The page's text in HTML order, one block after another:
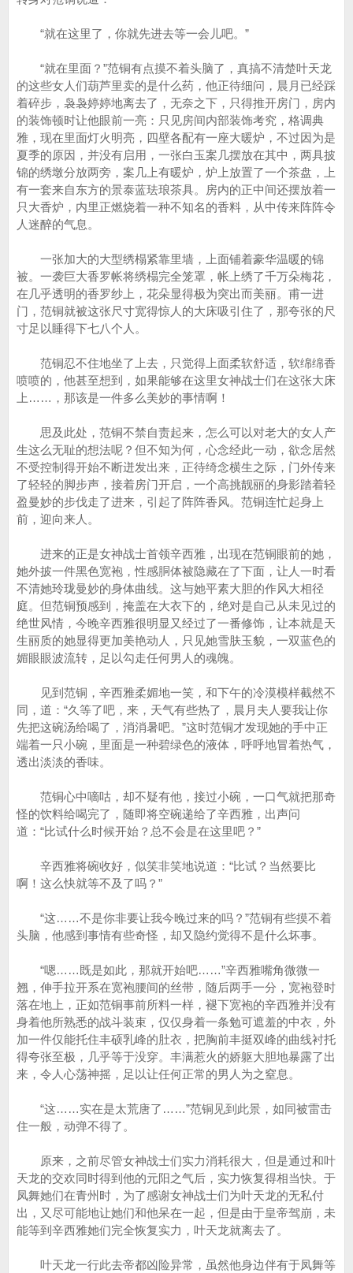
“就在这里了，你就先进去等一会儿吧。”
“就在里面？”范铜有点摸不着头脑了，真搞不清楚叶天龙
的这些女人们葫芦里卖的是什么药，他正待细问，晨月已经踩
着碎步，袅袅婷婷地离去了，无奈之下，只得推开房门，房内
的装饰顿时让他眼前一亮：只见房间内部装饰考究，格调典
雅，现在里面灯火明亮，四壁各配有一座大暖炉，不过因为是
夏季的原因，并没有启用，一张白玉案几摆放在其中，两具披
锦的绣墩分放两旁，案几上有暖炉，炉上放置了一个茶盘，上
有一套来自东方的景泰蓝珐琅茶具。房内的正中间还摆放着一
只大香炉，内里正燃烧着一种不知名的香料，从中传来阵阵令
人迷醉的气息。
一张加大的大型绣榻紧靠里墙，上面铺着豪华温暖的锦
被。一袭巨大香罗帐将绣榻完全笼罩，帐上绣了千万朵梅花，
在几乎透明的香罗纱上，花朵显得极为突出而美丽。甫一进
门，范铜就被这张尺寸宽得惊人的大床吸引住了，那夸张的尺
寸足以睡得下七八个人。
范铜忍不住地坐了上去，只觉得上面柔软舒适，软绵绵香
喷喷的，他甚至想到，如果能够在这里女神战士们在这张大床
上……，那该是一件多么美妙的事情啊！
思及此处，范铜不禁自责起来，怎么可以对老大的女人产
生这么无耻的想法呢？但不知为何，心念经此一动，欲念居然
不受控制得开始不断迸发出来，正待绮念横生之际，门外传来
了轻轻的脚步声，接着房门开启，一个高挑靓丽的身影踏着轻
盈曼妙的步伐走了进来，引起了阵阵香风。范铜连忙起身上
前，迎向来人。
进来的正是女神战士首领辛西雅，出现在范铜眼前的她，
她外披一件黑色宽袍，性感胴体被隐藏在了下面，让人一时看
不清她玲珑曼妙的身体曲线。这与她平素大胆的作风大相径
庭。但范铜预感到，掩盖在大衣下的，绝对是自己从未见过的
绝世风情，今晚辛西雅很明显又经过了一番修饰，让本就是天
生丽质的她显得更加美艳动人，只见她雪肤玉貌，一双蓝色的
媚眼眼波流转，足以勾走任何男人的魂魄。
见到范铜，辛西雅柔媚地一笑，和下午的冷漠模样截然不
同，道：“久等了吧，来，天气有些热了，晨月夫人要我让你
先把这碗汤给喝了，消消暑吧。”这时范铜才发现她的手中正
端着一只小碗，里面是一种碧绿色的液体，呼呼地冒着热气，
透出淡淡的香味。
范铜心中嘀咕，却不疑有他，接过小碗，一口气就把那奇
怪的饮料给喝完了，随即将空碗递给了辛西雅，出声问
道：“比试什么时候开始？总不会是在这里吧？”
辛西雅将碗收好，似笑非笑地说道：“比试？当然要比
啊！这么快就等不及了吗？”
“这……不是你非要让我今晚过来的吗？”范铜有些摸不着
头脑，他感到事情有些奇怪，却又隐约觉得不是什么坏事。
“嗯……既是如此，那就开始吧……”辛西雅嘴角微微一
翘，伸手拉开系在宽袍腰间的丝带，随后两手一分，宽袍登时
落在地上，正如范铜事前所料一样，褪下宽袍的辛西雅并没有
身着他所熟悉的战斗装束，仅仅身着一条勉可遮羞的中衣，外
加一件仅能托住丰硕乳峰的肚衣，把胸前丰挺双峰的曲线衬托
得夸张至极，几乎等于没穿。丰满惹火的娇躯大胆地暴露了出
来，令人心荡神摇，足以让任何正常的男人为之窒息。
“这……实在是太荒唐了……”范铜见到此景，如同被雷击
住一般，动弹不得了。
原来，之前尽管女神战士们实力消耗很大，但是通过和叶
天龙的交欢同时得到他的元阳之气后，实力恢复得相当快。于
凤舞她们在青州时，为了感谢女神战士们为叶天龙的无私付
出，又尽可能地让她们和他呆在一起，但是由于皇帝驾崩，未
能等到辛西雅她们完全恢复实力，叶天龙就离去了。
叶天龙一行此去帝都凶险异常，虽然他身边伴有于凤舞等